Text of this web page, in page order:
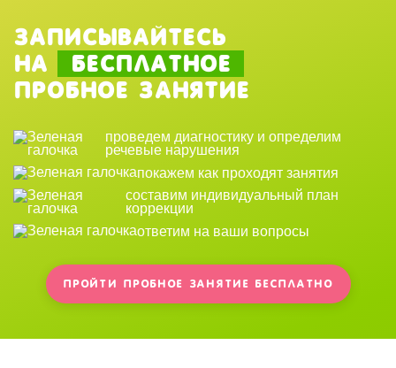
Записывайтесь
на
бесплатное
пробное занятие
проведем диагностику и определим
речевые нарушения
покажем как проходят занятия
составим индивидуальный план
коррекции
ответим на ваши вопросы